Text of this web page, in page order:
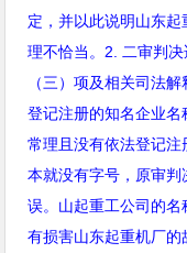
定，并以此说明山东起
理不恰当。 2. 二审判决
（三）项及相关司法
登记注册的知名企业
常理且没有依法登记
本就没有字号，原审
误。山起重工公司的
有损害山东起重机厂